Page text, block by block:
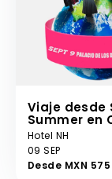
Viaje desde
Summer en
Hotel NH
09 SEP
Desde MXN 575